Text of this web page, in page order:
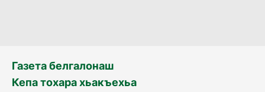
Газета белгалонаш
Кепа тохара хьакъехьа